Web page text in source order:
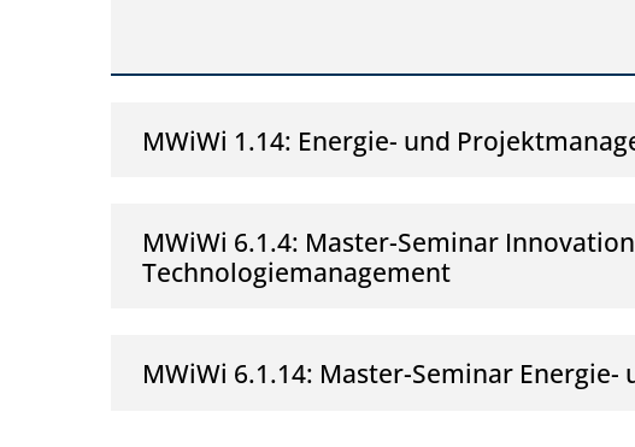
MWiWi 1.14: Energie- und
MWiWi 6.1.4: Master-Seminar
Technologiemanagement
MWiWi 6.1.14: Master-Seminar